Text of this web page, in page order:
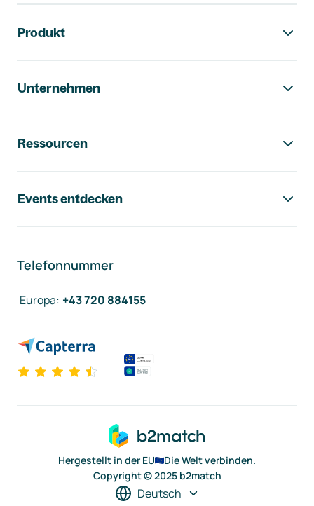
Produkt
Unternehmen
Ressourcen
Events entdecken
Telefonnummer
Europa: +43 720 884155
Hergestellt in der EU
Die Welt verbinden.
Copyright © 2025 b2match
Deutsch